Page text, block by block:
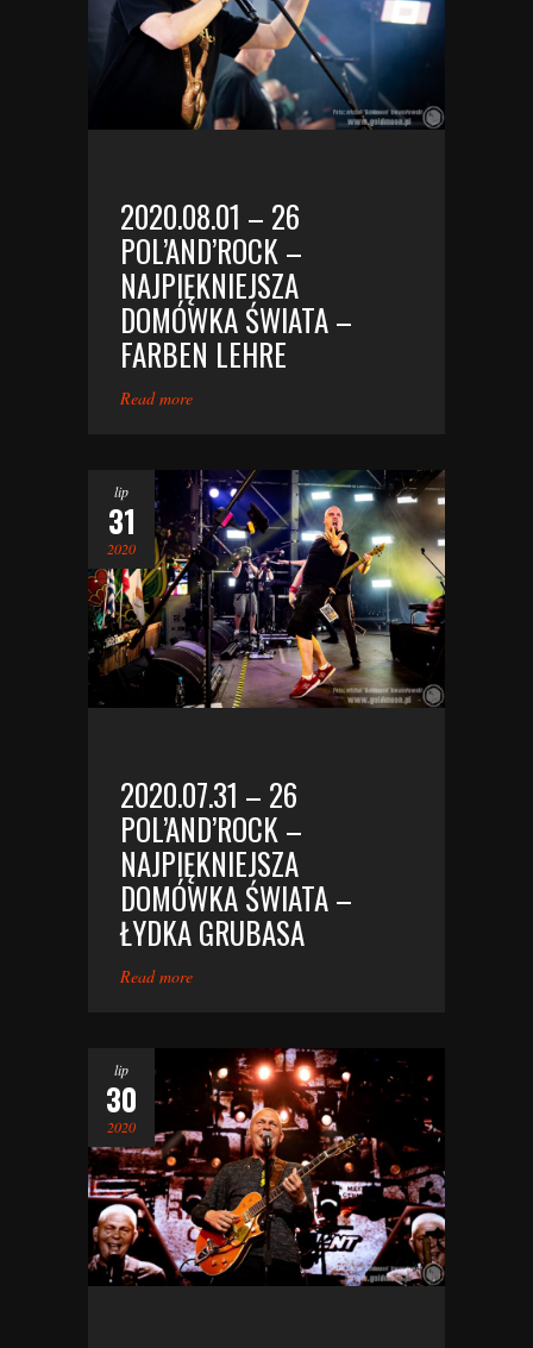
2020.08.01 – 26
POL’AND’ROCK –
NAJPIĘKNIEJSZA
DOMÓWKA ŚWIATA –
FARBEN LEHRE
Read more
lip
31
2020
2020.07.31 – 26
POL’AND’ROCK –
NAJPIĘKNIEJSZA
DOMÓWKA ŚWIATA –
ŁYDKA GRUBASA
Read more
lip
30
2020